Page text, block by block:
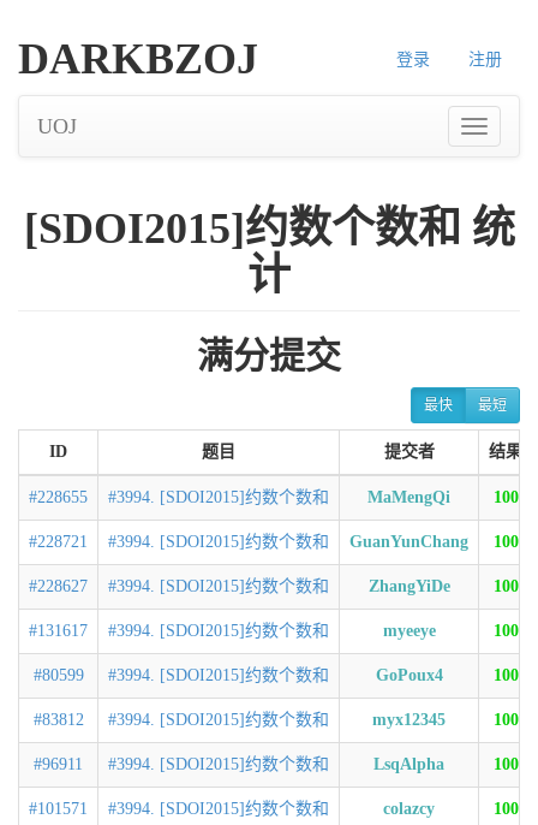
登录 注册
DARKBZOJ
UOJ
[SDOI2015]约数个数和 统
计
满分提交
最快 最短
ID 题目 提交者 结果
#228655 #3994. [SDOI2015]约数个数和 MaMengQi 100
#228721 #3994. [SDOI2015]约数个数和 GuanYunChang 100
#228627 #3994. [SDOI2015]约数个数和 ZhangYiDe 100
#131617 #3994. [SDOI2015]约数个数和 myeeye 100
#80599 #3994. [SDOI2015]约数个数和 GoPoux4 100
#83812 #3994. [SDOI2015]约数个数和 myx12345 100
#96911 #3994. [SDOI2015]约数个数和 LsqAlpha 100
#101571 #3994. [SDOI2015]约数个数和 colazcy 100